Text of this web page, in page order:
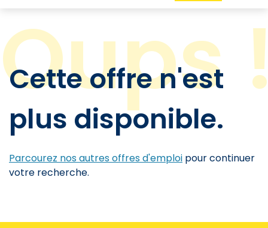
Cette offre n'est
plus disponible.
Parcourez nos autres offres d'emploi pour continuer
votre recherche.